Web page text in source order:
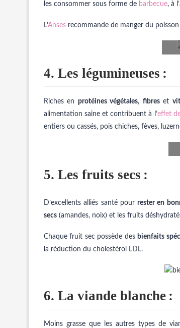
les consommer sous forme de barbecue, à
L’Anses recommande de manger du
4. Les légumineuses :
Riches en protéines végétales, fibreset
alimentation saine et contribuent à l’effet
entiers ou cassés, pois chiches, fèves,
5. Les fruits secs :
D’excellents alliés santé pourrester en
secs (amandes, noix) et les fruits
Chaque fruit sec possède des bienfaits
la réduction du cholestérol LDL.
6. La viande blanche :
Moins grasse que les autres types de